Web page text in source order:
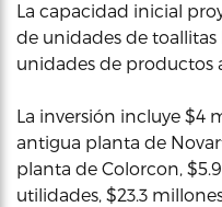
La capacidad inicial
de unidades de
unidades de productos
La inversión incluye $4
antigua planta de
planta de Colorcon,
utilidades, $23.3